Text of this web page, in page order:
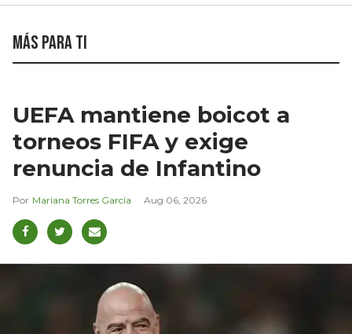
Más para ti
UEFA mantiene boicot a
torneos FIFA y exige
renuncia de Infantino
Mariana Torres García Aug 06, 2026